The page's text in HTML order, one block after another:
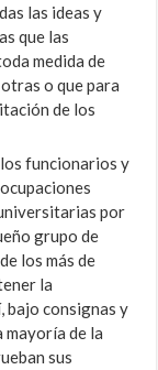
las ideas y
que las
medida de
o que para
de los
funcionarios y
por
grupo de
los más de
la
bajo consignas y
mayoría de la
sus